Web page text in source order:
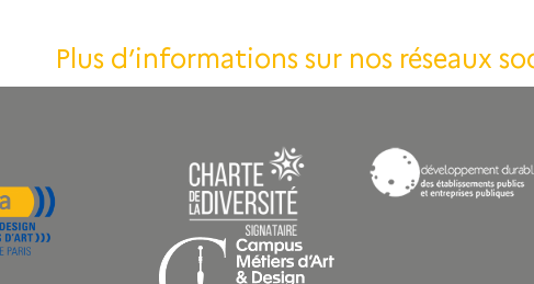
Plus d’informations sur nos réseaux